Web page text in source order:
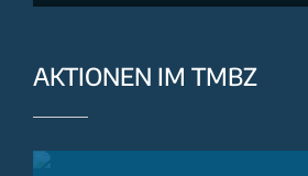
AKTIONEN IM TMBZ